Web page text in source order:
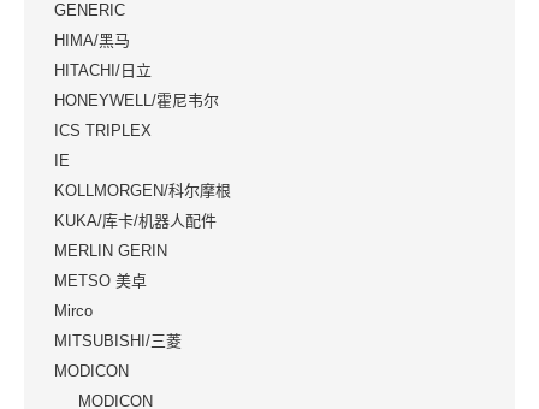
GENERIC
HIMA/黑马
HITACHI/日立
HONEYWELL/霍尼韦尔
ICS TRIPLEX
IE
KOLLMORGEN/科尔摩根
KUKA/库卡/机器人配件
MERLIN GERIN
METSO 美卓
Mirco
MITSUBISHI/三菱
MODICON
MODICON